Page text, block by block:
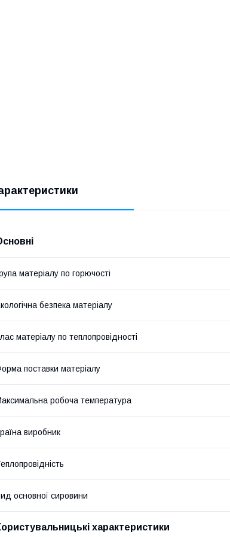
матеріалу по горючості
безпека матеріалу
матеріалу по теплопровідності
поставки матеріалу
робоча температура
виробник
основної сировини
характеристики